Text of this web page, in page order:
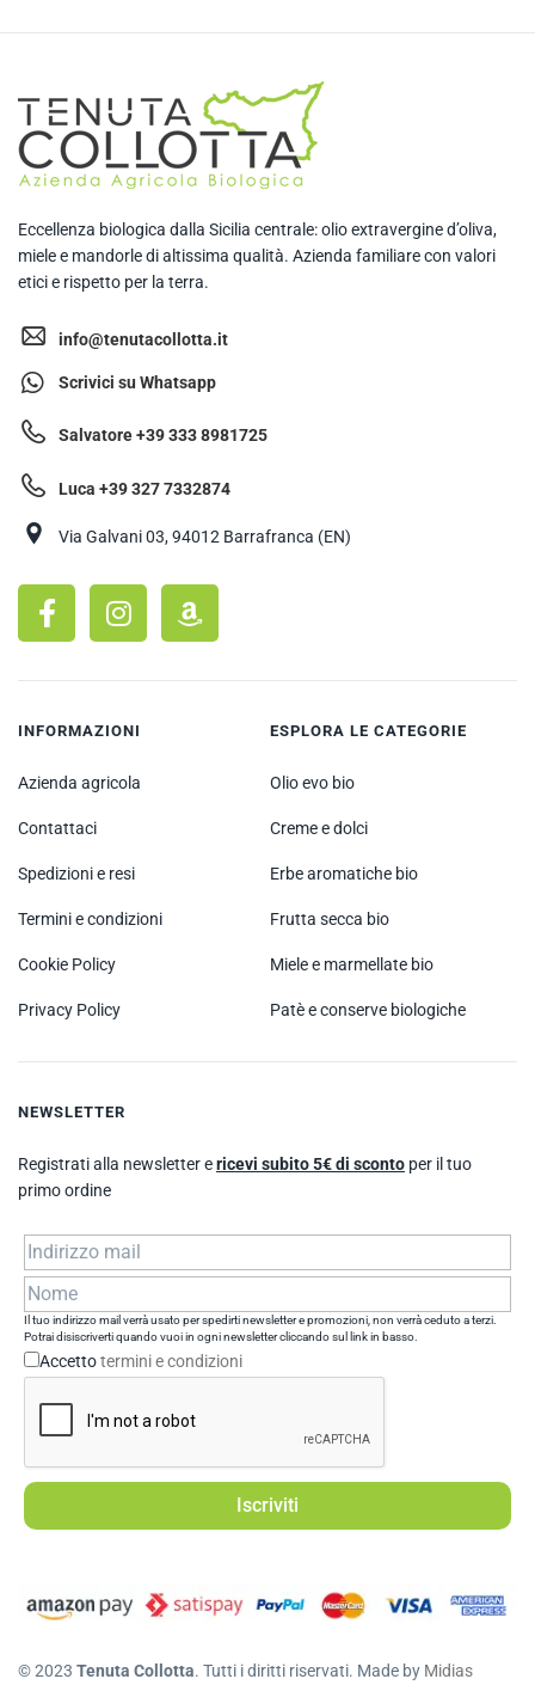
Eccellenza biologica dalla Sicilia centrale: olio extravergine d’oliva,
miele e mandorle di altissima qualità. Azienda familiare con valori
etici e rispetto per la terra.
info@tenutacollotta.it
Scrivici su Whatsapp
Salvatore +39 333 8981725
Luca +39 327 7332874
Via Galvani 03, 94012 Barrafranca (EN)
INFORMAZIONI
Azienda agricola
Contattaci
Spedizioni e resi
Termini e condizioni
Cookie Policy
Privacy Policy
ESPLORA LE CATEGORIE
Olio evo bio
Creme e dolci
Erbe aromatiche bio
Frutta secca bio
Miele e marmellate bio
Patè e conserve biologiche
NEWSLETTER
Registrati alla newsletter ericevi subito 5€ di sconto per il tuo
primo ordine
Il tuo indirizzo mail verrà usato per spedirti newsletter e promozioni, non verrà ceduto a terzi.
Potrai disiscriverti quando vuoi in ogni newsletter cliccando sul link in basso.
Accettotermini e condizioni
© 2023 Tenuta Collotta. Tutti i diritti riservati. Made by Midias